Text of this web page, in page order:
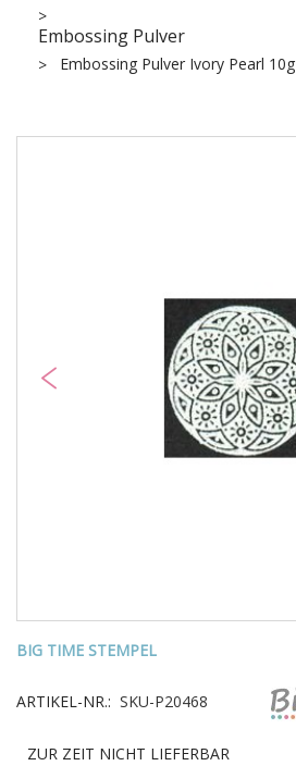
Embossing Pulver
Embossing Pulver Ivory Pearl 10g
BIG TIME STEMPEL
ARTIKEL-NR.: SKU-P20468
ZUR ZEIT NICHT LIEFERBAR